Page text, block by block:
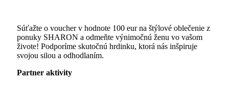
Súťažte o voucher v hodnote 100 eur na štýlové oblečenie z
ponuky SHARON a odmeňte výnimočnú ženu vo vašom
živote! Podporíme skutočnú hrdinku, ktorá nás inšpiruje
svojou silou a odhodlaním.
Partner aktivity